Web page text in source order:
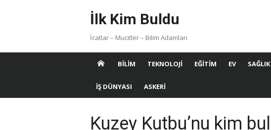
İlk Kim Buldu
İcatlar – Mucitler – Bilim Adamları
BILIM TEKNOLOJI EĞITIM EV SAĞLIK
İŞ DÜNYASI ASKERI
Kuzey Kutbu’nu kim